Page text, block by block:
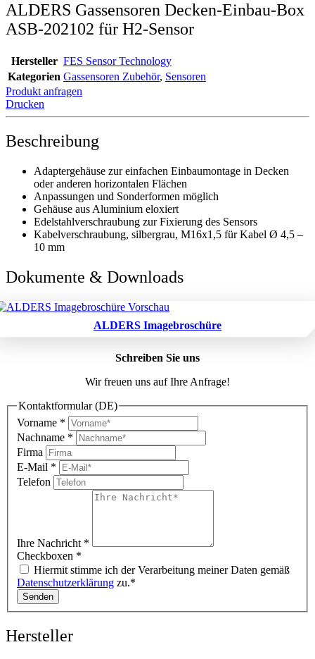
ALDERS Gassensoren Decken-Einbau-Box
ASB-202102 für H2-Sensor
Hersteller FES Sensor Technology
Kategorien Gassensoren Zubehör, Sensoren
Produkt anfragen
Drucken
Beschreibung
Adaptergehäuse zur einfachen Einbaumontage in Decken
oder anderen horizontalen Flächen
Anpassungen und Sonderformen möglich
Gehäuse aus Aluminium eloxiert
Edelstahlverschraubung zur Fixierung des Sensors
Kabelverschraubung, silbergrau, M16x1,5 für Kabel Ø 4,5 –
10 mm
Dokumente & Downloads
ALDERS Imagebroschüre
Schreiben Sie uns
Wir freuen uns auf Ihre Anfrage!
Kontaktformular (DE)
Vorname *
Nachname *
Firma
E-Mail *
Telefon
Ihre Nachricht *
Checkboxen *
Hiermit stimme ich der Verarbeitung meiner Daten gemäß
Datenschutzerklärung zu.*
Senden
Hersteller